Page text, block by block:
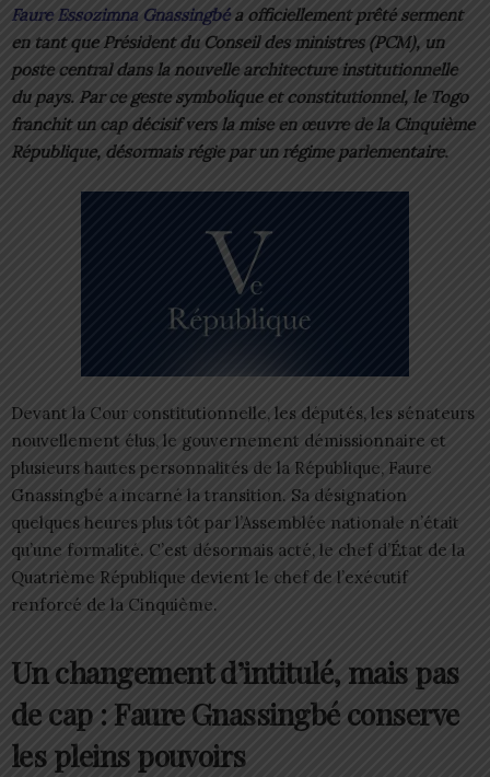
Faure Essozimna Gnassingbéa officiellement prêté serment
en tant que Président du Conseil des ministres (PCM), un
poste central dans la nouvelle architecture institutionnelle
du pays. Par ce geste symbolique et constitutionnel, le Togo
franchit un cap décisif vers la mise en œuvre de la Cinquième
République, désormais régie par un régime parlementaire.
Devant la Cour constitutionnelle, les députés, les sénateurs
nouvellement élus, le gouvernement démissionnaire et
plusieurs hautes personnalités de la République, Faure
Gnassingbé a incarné la transition. Sa désignation
quelques heures plus tôt par l’Assemblée nationale n’était
qu’une formalité. C’est désormais acté, le chef d’État de la
Quatrième République devient le chef de l’exécutif
renforcé de la Cinquième.
Un changement d’intitulé, mais pas
de cap : Faure Gnassingbé conserve
les pleins pouvoirs